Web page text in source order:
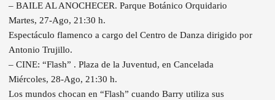
– BAILE AL ANOCHECER. Parque Botánico Orquidario
Martes, 27-Ago, 21:30 h.
Espectáculo flamenco a cargo del Centro de Danza dirigido por
Antonio Trujillo.
– CINE: “Flash” . Plaza de la Juventud, en Cancelada
Miércoles, 28-Ago, 21:30 h.
Los mundos chocan en “Flash” cuando Barry utiliza sus